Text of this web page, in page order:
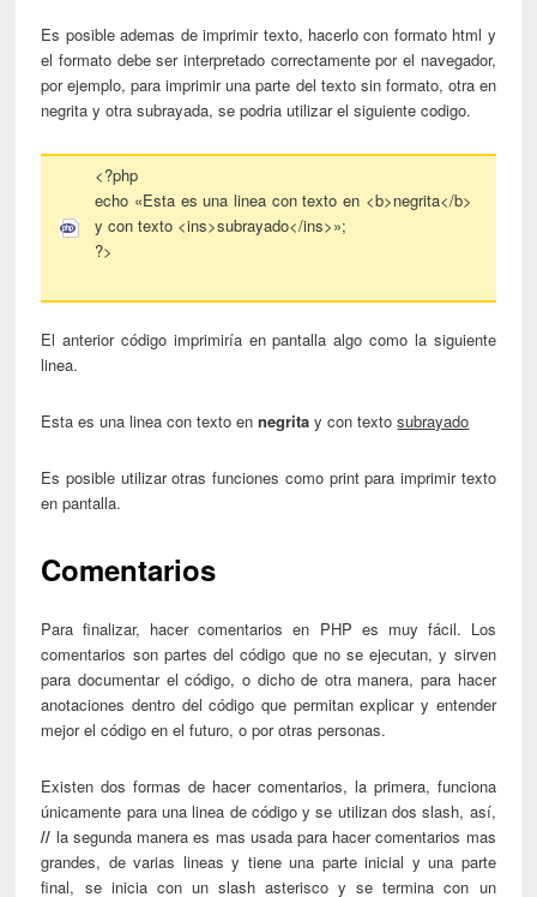
Es posible ademas de imprimir texto, hacerlo con formato html y
el formato debe ser interpretado correctamente por el navegador,
por ejemplo, para imprimir una parte del texto sin formato, otra en
negrita y otra subrayada, se podria utilizar el siguiente codigo.
<?php
echo «Esta es una linea con texto en <b>negrita</b>
y con texto <ins>subrayado</ins>»;
?>
El anterior código imprimiría en pantalla algo como la siguiente
linea.
Esta es una linea con texto ennegrita y con textosubrayado
Es posible utilizar otras funciones como print para imprimir texto
en pantalla.
Comentarios
Para finalizar, hacer comentarios en PHP es muy fácil. Los
comentarios son partes del código que no se ejecutan, y sirven
para documentar el código, o dicho de otra manera, para hacer
anotaciones dentro del código que permitan explicar y entender
mejor el código en el futuro, o por otras personas.
Existen dos formas de hacer comentarios, la primera, funciona
únicamente para una linea de código y se utilizan dos slash, así,
// la segunda manera es mas usada para hacer comentarios mas
grandes, de varias lineas y tiene una parte inicial y una parte
final, se inicia con un slash asterisco y se termina con un